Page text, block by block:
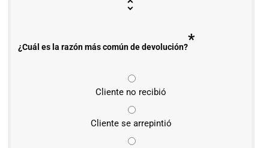
¿Cuál es la razón más común de devolución?*
Cliente no recibió
Cliente se arrepintió